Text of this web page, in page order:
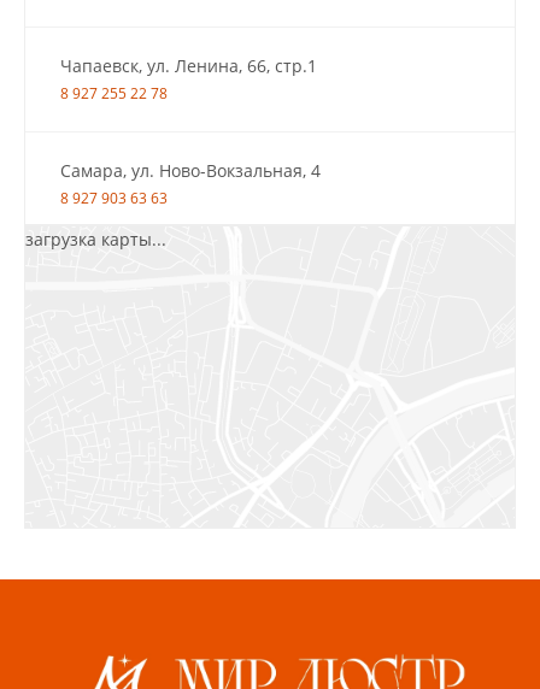
Чапаевск, ул. Ленина, 66, стр.1
8 927 255 22 78
Самара, ул. Ново-Вокзальная, 4
8 927 903 63 63
загрузка карты...